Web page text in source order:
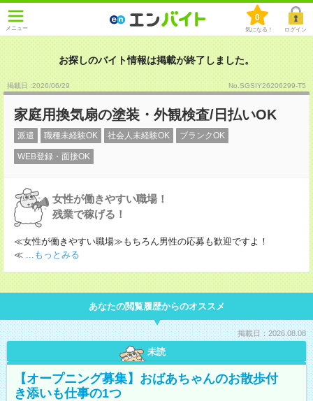
メニュー
0
気になる！ ログイン
お探しのバイト情報は掲載が終了しました。
掲載日 :2026/06/29 No.SGSIY26206299-T5
家庭用換気扇の塗装・外観検査/日払いOK
派遣 職種未経験OK 社会人未経験OK ブランクOK
WEB登録・面接OK
女性が働きやすい職場！
残業で稼げる！
≪女性が働きやすい職場≫もちろん男性の応募も歓迎ですよ！
≪ ...もっとみる
あなたの閲覧履歴からのオススメ
掲載日：2026.08.08
未読
【オープニング募集】おばあちゃんのお散歩付
き添いも仕事の1つ